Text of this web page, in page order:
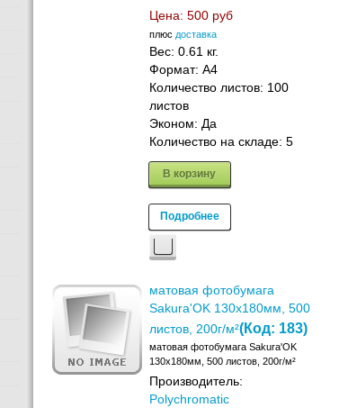
Цена: 500 руб
плюс доставка
Вес: 0.61 кг.
Формат: A4
Количество листов: 100
листов
Эконом: Да
Количество на складе: 5
В корзину
Подробнее
матовая фотобумага
Sakura'OK 130х180мм, 500
листов, 200г/м²(Код: 183)
матовая фотобумага Sakura'OK
130х180мм, 500 листов, 200г/м²
Производитель:
Polychromatic